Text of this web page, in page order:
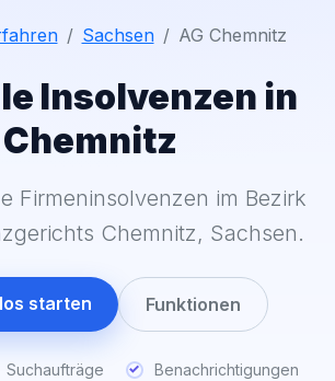
Sachsen AG Chemnitz
Insolvenzen in
Chemnitz
Firmeninsolvenzen im Bezirk
Chemnitz, Sachsen.
starten Funktionen
Suchaufträge
Benachrichtigungen